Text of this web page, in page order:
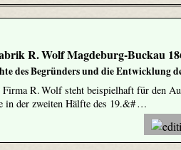
R. Wolf Magdeburg-Buckau
des Begründers und die Entwicklung
Firma R. Wolf steht beispielhaft für den
in der zweiten Hälfte des 19.&# …